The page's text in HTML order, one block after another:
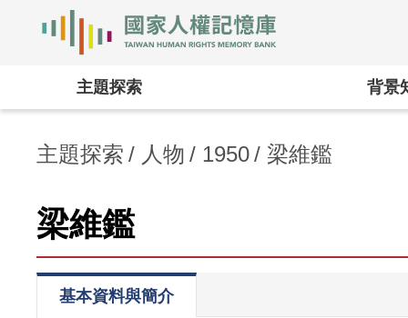
主題探索 背景
主題探索 人物 1950 梁維鑑
梁維鑑
基本資料與簡介